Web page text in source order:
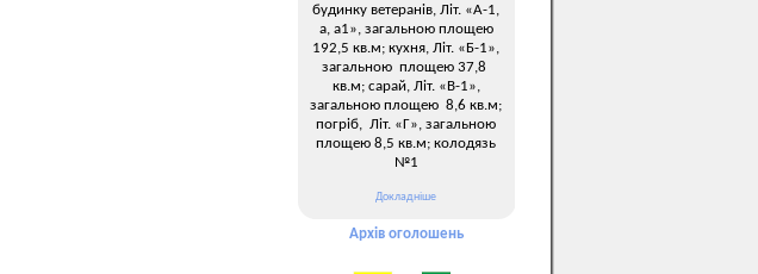
будинку ветеранів, Літ. «А-1,
а, а1», загальною площею
192,5 кв.м; кухня, Літ. «Б-1»,
загальною площею 37,8
кв.м; сарай, Літ. «В-1»,
загальною площею 8,6 кв.м;
погріб, Літ. «Г», загальною
площею 8,5 кв.м; колодязь
№1
Докладніше
Архів оголошень